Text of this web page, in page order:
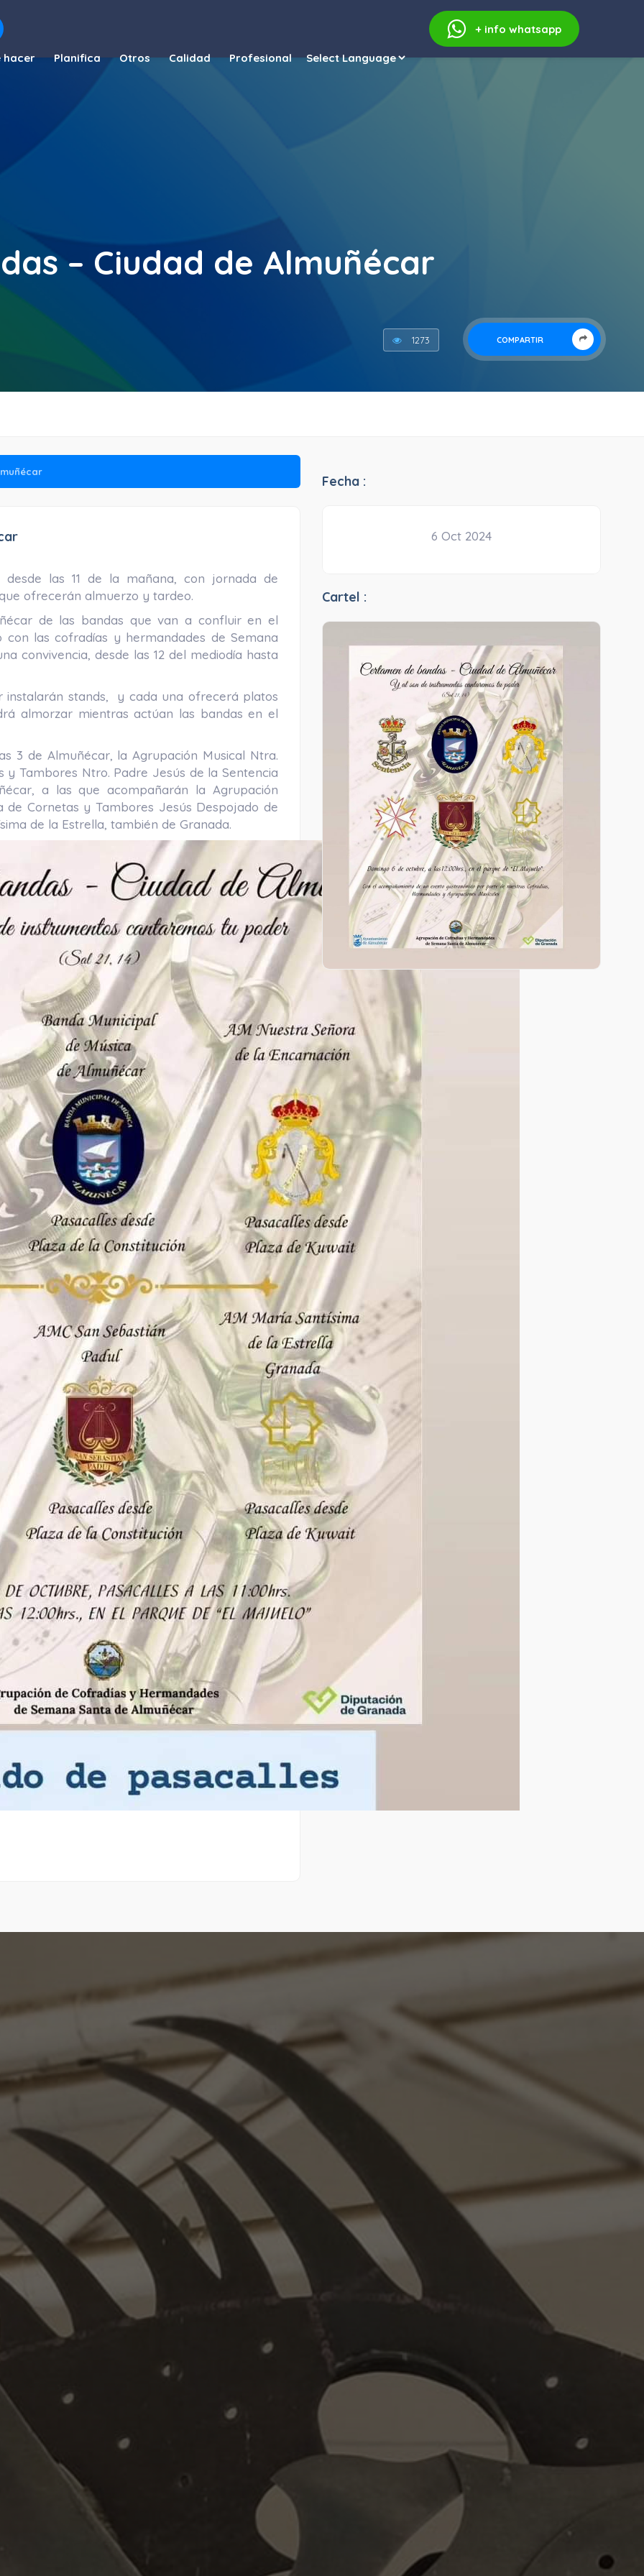
+ info whatsapp
hacer Planifica Otros Calidad Profesional
– Ciudad de Almuñécar
COMPARTIR
1273
las 11 de la mañana, con jornada de
ofrecerán almuerzo y tardeo.
de las bandas que van a confluir en el
las cofradías y hermandades de Semana
convivencia, desde las 12 del mediodía hasta
instalarán stands, y cada una ofrecerá platos
almorzar mientras actúan las bandas en el
3 de Almuñécar, la Agrupación Musical Ntra.
y Tambores Ntro. Padre Jesús de la Sentencia
a las que acompañarán la Agrupación
de Cornetas y Tambores Jesús Despojado de
de la Estrella, también de Granada.
Fecha :
6 Oct 2024
Cartel :